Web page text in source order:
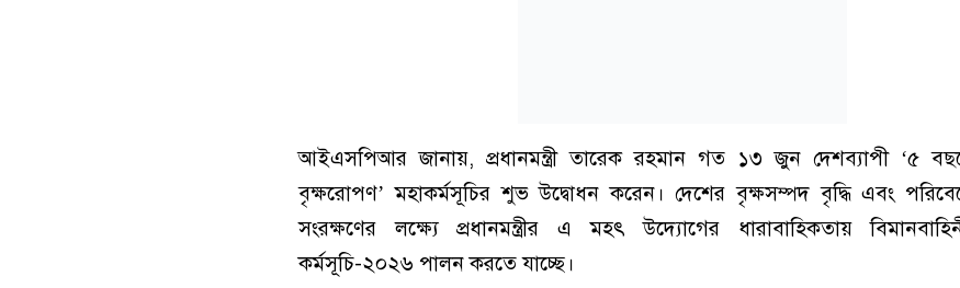
আইএসপিআর জানায়, প্রধানমন্ত্রী তারেক রহমান গত ১৩ জুন দেশব্যাপী ‘৫
বৃক্ষরোপণ’ মহাকর্মসূচির শুভ উদ্বোধন করেন। দেশের বৃক্ষসম্পদ বৃদ্ধি এবং
সংরক্ষণের লক্ষ্যে প্রধানমন্ত্রীর এ মহৎ উদ্যোগের ধারাবাহিকতায়
কর্মসূচি-২০২৬ পালন করতে যাচ্ছে।